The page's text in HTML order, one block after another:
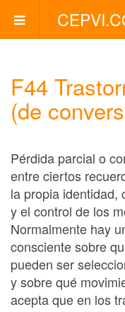
F44
(de
Pérdida parcial o
entre ciertos
la propia identidad,
y el control de los
Normalmente hay
consciente sobre
pueden ser
y sobre qué
acepta que en los